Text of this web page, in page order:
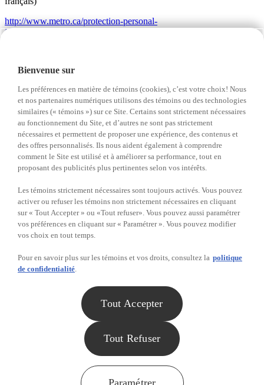
http://www.metro.ca/protection-personal-
information.en.html
uniquement aux fins de la conduite et de l'administration de ce
27.DÉCISION DES ORGANISATEURS DU
CONCOURS.Toute décision prise par le promoteur ou ses
représentants concernant le concours est définitive et sans appel.
29.LOI APPLICABLE: En participant au concours, les
participants acceptent d'être liés au règlement du concours et aux
décisions des promoteurs, lesquelles décisions sont finales et sans
concernant l'admissibilité ou la disqualification des formulaires
d'inscription ainsi qu'à l'attribution du prix. Le concours est assujetti
à toutes les lois applicables. Toute question concernant l'élaboration,
la validité, l'interprétation et le caractère exécutoire du présent
règlement officiel ou les droits et obligations des participants et des
promoteurs et commanditaires du concours à l'égard du concours
être interprété conformément à ses lois. Tous les participants
acceptent de s'en remettre à la compétence des tribunaux de la
Previous winners
Bienvenue sur
Les préférences en matière de témoins (cookies), c’est votre choix! Nous
et nos partenaires numériques utilisons des témoins ou des technologies
similaires (« témoins ») sur ce Site. Certains sont strictement nécessaires
au fonctionnement du Site, et d’autres ne sont pas strictement
nécessaires et permettent de proposer une expérience, des contenus et
des offres personnalisés. Ils nous aident également à comprendre
comment le Site est utilisé et à améliorer sa performance, tout en
proposant des publicités plus pertinentes selon vos intérêts.
Les témoins strictement nécessaires sont toujours activés. Vous pouvez
activer ou refuser les témoins non strictement nécessaires en cliquant
sur « Tout Accepter » ou «Tout refuser». Vous pouvez aussi paramétrer
vos préférences en cliquant sur « Paramétrer ». Vous pouvez modifier
vos choix en tout temps.
Pour en savoir plus sur les témoins et vos droits, consultez la politique
de confidentialité.
Tout Refuser
Tout Accepter
Paramétrer